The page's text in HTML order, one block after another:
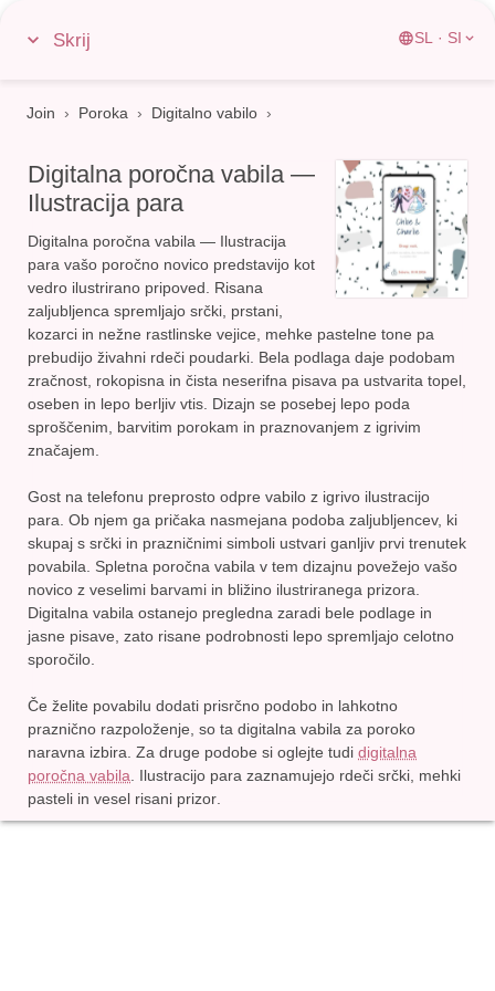
Skrij SL · SI
Join › Poroka › Digitalno vabilo
Digitalna poročna vabila —
Ilustracija para
Digitalna poročna vabila — Ilustracija
para vašo poročno novico predstavijo kot
vedro ilustrirano pripoved. Risana
zaljubljenca spremljajo srčki, prstani,
kozarci in nežne rastlinske vejice, mehke pastelne tone pa
prebudijo živahni rdeči poudarki. Bela podlaga daje podobam
zračnost, rokopisna in čista neserifna pisava pa ustvarita topel,
oseben in lepo berljiv vtis . Dizajn se posebej lepo poda
sproščenim, barvitim porokam in praznovanjem z igrivim
značajem.
Gost na telefonu preprosto odpre vabilo z igrivo ilustracijo
para. Ob njem ga pričaka nasmejana podoba zaljubljencev, ki
skupaj s srčki in prazničnimi simboli ustvari ganljiv prvi trenutek
povabila. Spletna poročna vabila v tem dizajnu povežejo vašo
novico z veselimi barvami in bližino ilustriranega prizora.
Digitalna vabila ostanejo pregledna zaradi bele podlage in
jasne pisave, zato risane podrobnosti lepo spremljajo celotno
sporočilo.
Če želite povabilu dodati prisrčno podobo in lahkotno
praznično razpoloženje, so ta digitalna vabila za poroko
naravna izbira. Za druge podobe si oglejte tudi digitalna
poročna vabila . Ilustracijo para zaznamujejo rdeči srčki, mehki
pasteli in vesel risani prizor